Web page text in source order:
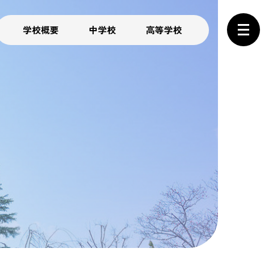
学校概要 中学校 高等学校